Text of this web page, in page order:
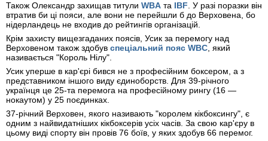
Також Олександр захищав титули WBA та IBF. У разі поразки він
втратив би ці пояси, але вони не перейшли б до Верховена, бо
нідерландець не входив до рейтингів організацій.
Крім захисту вищезгаданих поясів, Усик за перемогу над
Верховеном також здобув спеціальний пояс WBC, який
називається "Король Нілу".
Усик уперше в кар'єрі бився не з професійним боксером, а з
представником іншого виду єдиноборств. Для 39-річного
українця це 25-та перемога на професійному рингу (16 —
нокаутом) у 25 поєдинках.
37-річний Верховен, якого називають "королем кікбоксингу", є
одним з найвидатніших кікбоксерів усіх часів. За свою кар'єру в
цьому виді спорту він провів 76 боїв, у яких здобув 66 перемог.